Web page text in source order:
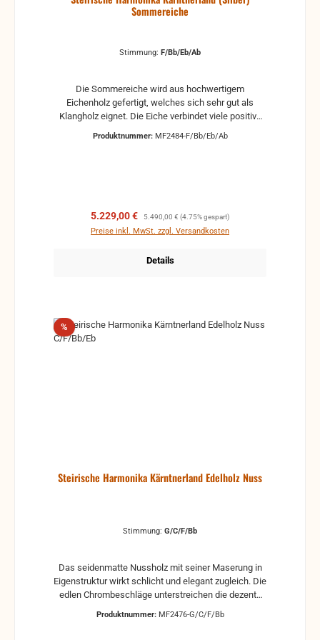
Sommereiche
Stimmung: F/Bb/Eb/Ab
Die Sommereiche wird aus hochwertigem
Eichenholz gefertigt, welches sich sehr gut als
Klangholz eignet. Die Eiche verbindet viele positive
das leichte Gewicht sorgen für enorme Spielfreude
Leistungsverhältnisse ihrer Klasse.
Produktnummer: MF2484-F/Bb/Eb/Ab
Verkaufspreis:
5.229,00 € Regulärer Preis:
5.490,00 € (4.75% gespart)
Preise inkl. MwSt. zzgl. Versandkosten
Details
%Rabatt
Steirische Harmonika Kärntnerland Edelholz Nuss
Stimmung: G/C/F/Bb
Das seidenmatte Nussholz mit seiner Maserung in
Eigenstruktur wirkt schlicht und elegant zugleich. Die
edlen Chrombeschläge unterstreichen die dezente
mit seinen dunkelbraunen Balgstreifen gibt dieser
Produktnummer: MF2476-G/C/F/Bb